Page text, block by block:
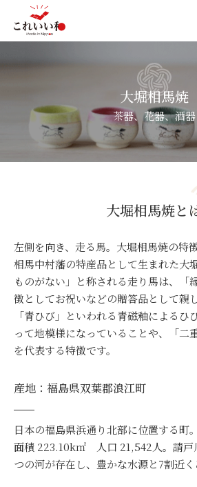
大堀相馬焼
茶器、花器、酒器
大堀相馬焼と
左側を向き、走る馬。大堀相馬焼の特
相馬中村藩の特産品として生まれた大
ものがない」と称される走り馬は、「
徴としてお祝いなどの贈答品として親
「青ひび」といわれる青磁釉によるひ
って地模様になっていることや、「二
を代表する特徴です。
産地：福島県双葉郡浪江町
日本の福島県浜通り北部に位置する町
面積 223.10k㎡ 人口 21,542人。請戸
つの河が存在し、豊かな水源と7割近く